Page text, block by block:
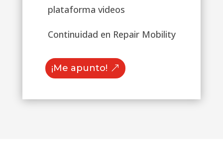
plataforma videos
Continuidad en Repair Mobility
¡Me apunto!